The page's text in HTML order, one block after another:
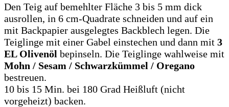
Den Teig auf bemehlter Fläche 3 bis 5 mm dick
ausrollen, in 6 cm-Quadrate schneiden und auf ein
mit Backpapier ausgelegtes Backblech legen. Die
Teiglinge mit einer Gabel einstechen und dann mit 3
EL Olivenöl bepinseln. Die Teiglinge wahlweise mit
Mohn / Sesam / Schwarzkümmel / Oregano
bestreuen.
10 bis 15 Min. bei 180 Grad Heißluft (nicht
vorgeheizt) backen.